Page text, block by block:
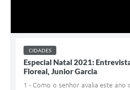
CIDADES
Especial Natal 2021:
Floreal, Junior Garcia
1 - Como o senhor avalia este ano